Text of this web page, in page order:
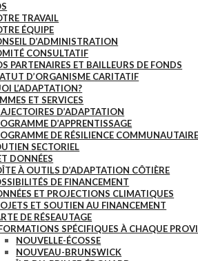
TRAVAIL
ÉQUIPE
D’ADMINISTRATION
CONSULTATIF
PARTENAIRES ET BAILLEURS DE FONDS
D’ORGANISME CARITATIF
L’ADAPTATION?
ET SERVICES
D’ADAPTATION
D’APPRENTISSAGE
DE RÉSILIENCE COMMUNAUTAIRE
SECTORIEL
DONNÉES
À OUTILS D’ADAPTATION CÔTIÈRE
DE FINANCEMENT
ET PROJECTIONS CLIMATIQUES
ET SOUTIEN AU FINANCEMENT
DE RÉSEAUTAGE
SPÉCIFIQUES À CHAQUE
NOUVELLE-ÉCOSSE
NOUVEAU-BRUNSWICK